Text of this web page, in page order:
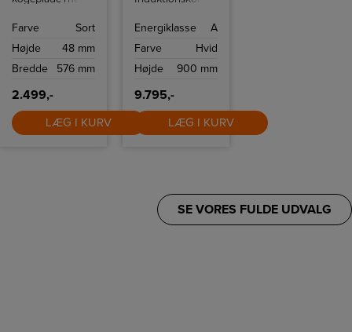
dobbeltzone.
Farve
Sort
Højde
48 mm
Bredde
576 mm
2.499,-
LÆG I KURV
rengøringsfunktion.
Energiklasse
A
Farve
Hvid
Højde
900 mm
9.795,-
LÆG I KURV
SE VORES FULDE UDVALG